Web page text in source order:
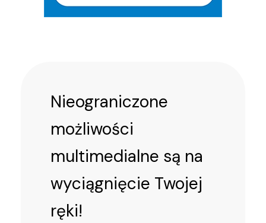
Nieograniczone
możliwości
multimedialne są na
wyciągnięcie Twojej
ręki!